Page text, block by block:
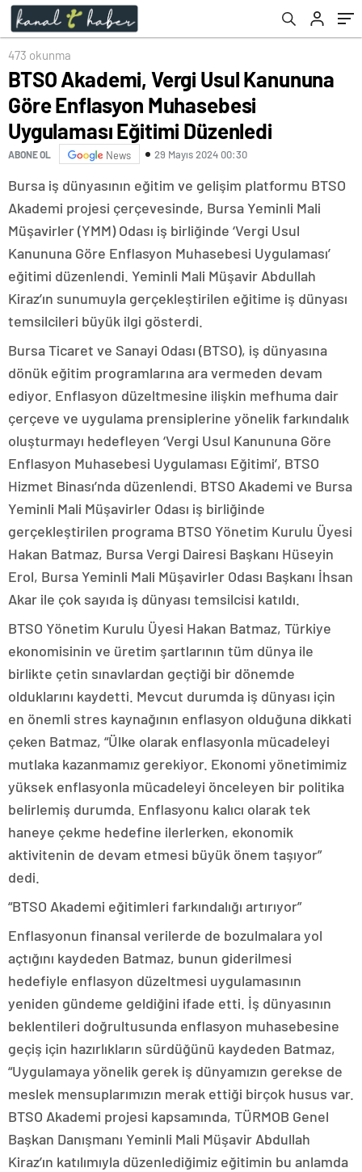
Düzenledi
473 okunma
BTSO Akademi, Vergi Usul Kanununa
Göre Enflasyon Muhasebesi
Uygulaması Eğitimi Düzenledi
ABONE OL News 29 Mayıs 2024 00:30
Bursa iş dünyasının eğitim ve gelişim platformu BTSO
Akademi projesi çerçevesinde, Bursa Yeminli Mali
Müşavirler (YMM) Odası iş birliğinde ‘Vergi Usul
Kanununa Göre Enflasyon Muhasebesi Uygulaması’
eğitimi düzenlendi. Yeminli Mali Müşavir Abdullah
Kiraz’ın sunumuyla gerçekleştirilen eğitime iş dünyası
temsilcileri büyük ilgi gösterdi.
Bursa Ticaret ve Sanayi Odası (BTSO), iş dünyasına
dönük eğitim programlarına ara vermeden devam
ediyor. Enflasyon düzeltmesine ilişkin mefhuma dair
çerçeve ve uygulama prensiplerine yönelik farkındalık
oluşturmayı hedefleyen ‘Vergi Usul Kanununa Göre
Enflasyon Muhasebesi Uygulaması Eğitimi’, BTSO
Hizmet Binası’nda düzenlendi. BTSO Akademi ve Bursa
Yeminli Mali Müşavirler Odası iş birliğinde
gerçekleştirilen programa BTSO Yönetim Kurulu Üyesi
Hakan Batmaz, Bursa Vergi Dairesi Başkanı Hüseyin
Erol, Bursa Yeminli Mali Müşavirler Odası Başkanı İhsan
Akar ile çok sayıda iş dünyası temsilcisi katıldı.
BTSO Yönetim Kurulu Üyesi Hakan Batmaz, Türkiye
ekonomisinin ve üretim şartlarının tüm dünya ile
birlikte çetin sınavlardan geçtiği bir dönemde
olduklarını kaydetti. Mevcut durumda iş dünyası için
en önemli stres kaynağının enflasyon olduğuna dikkati
çeken Batmaz, “Ülke olarak enflasyonla mücadeleyi
mutlaka kazanmamız gerekiyor. Ekonomi yönetimimiz
yüksek enflasyonla mücadeleyi önceleyen bir politika
belirlemiş durumda. Enflasyonu kalıcı olarak tek
haneye çekme hedefine ilerlerken, ekonomik
aktivitenin de devam etmesi büyük önem taşıyor”
dedi.
“BTSO Akademi eğitimleri farkındalığı artırıyor”
Enflasyonun finansal verilerde de bozulmalara yol
açtığını kaydeden Batmaz, bunun giderilmesi
hedefiyle enflasyon düzeltmesi uygulamasının
yeniden gündeme geldiğini ifade etti. İş dünyasının
beklentileri doğrultusunda enflasyon muhasebesine
geçiş için hazırlıkların sürdüğünü kaydeden Batmaz,
“Uygulamaya yönelik gerek iş dünyamızın gerekse de
meslek mensuplarımızın merak ettiği birçok husus var.
BTSO Akademi projesi kapsamında, TÜRMOB Genel
Başkan Danışmanı Yeminli Mali Müşavir Abdullah
Kiraz’ın katılımıyla düzenlediğimiz eğitimin bu anlamda
liradan satılacak